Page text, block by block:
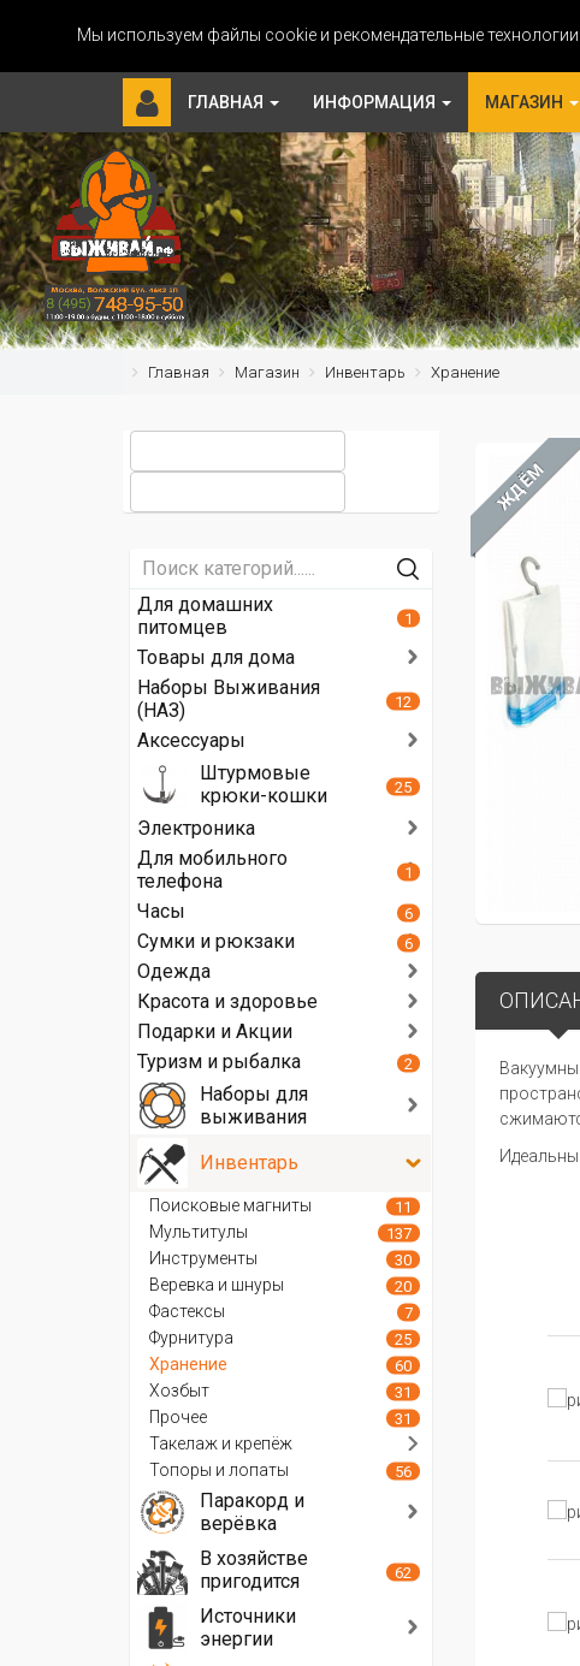
Мы используем файлы cookie и рекомендательные
ГЛАВНАЯ ИНФОРМАЦИЯ МАГАЗИН
Главная Магазин Инвентарь Хранение
ЖДЁМ
Для домашних
питомцев
1
Товары для дома
Наборы Выживания
(НАЗ)
12
Аксессуары
Штурмовые
крюки-кошки
25
Электроника
Для мобильного
телефона
1
Часы 6
Сумки и рюкзаки 6
Одежда
Красота и здоровье
Подарки и Акции
Туризм и рыбалка
2
Наборы для
выживания
Инвентарь
Поисковые магниты 11
Мультитулы 137
Инструменты 30
Веревка и шнуры 20
Фастексы 7
Фурнитура 25
Хранение 60
Хозбыт 31
Прочее 31
Такелаж и крепёж
Топоры и лопаты
56
Паракорд и
верёвка
В хозяйстве
пригодится
62
Источники
энергии